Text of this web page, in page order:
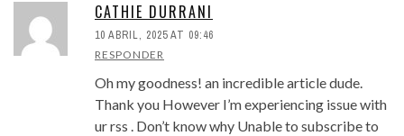
CATHIE DURRANI
10 ABRIL, 2025 AT 09:46
RESPONDER
Oh my goodness! an incredible article dude.
Thank you However I’m experiencing issue with
ur rss . Don’t know why Unable to subscribe to